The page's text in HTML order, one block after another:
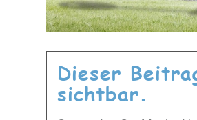
Dieser
sichtbar.